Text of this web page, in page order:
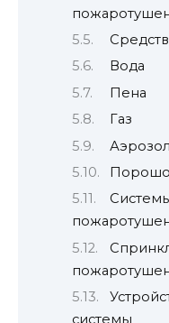
Вода
Пена
Газ
системы